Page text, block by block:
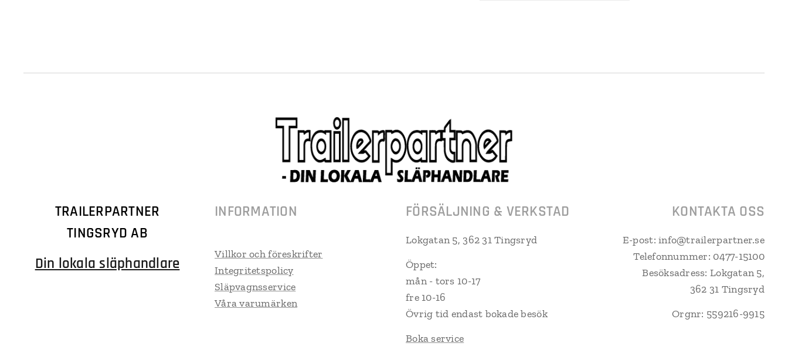
TRAILERPARTNER
TINGSRYD AB
Din lokala släphandlare
INFORMATION
Villkor och föreskrifter
Integritetspolicy
Släpvagnsservice
Våra varumärken
FÖRSÄLJNING & VERKSTAD
Lokgatan 5, 362 31 Tingsryd
Öppet:
mån - tors 10-17
fre 10-16
Övrig tid endast bokade besök
Boka service
KONTAKTA OSS
E-post: info@trailerpartner.se
Telefonnummer: 0477-15100
Besöksadress: Lokgatan 5,
362 31 Tingsryd
Orgnr: 559216-9915